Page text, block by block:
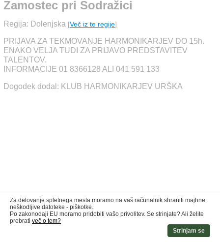
Zamostec pri Sodražici
Regija: Dolenjska [Več iz te regije]
PRIJAVA ZA TEKMOVANJE HARMONIKARJEV DO 15h.
ENAKO VELJA TUDI ZA PRIJAVO PREDSTAVITEV
TALENTOV.
INFORMACIJE 01 8366128 ALI 041 591 133
Dogodek dodal: KLUB HARMONIKARJEV URŠKA
Za delovanje spletnega mesta moramo na vaš računalnik shraniti majhne
neškodljive datoteke - piškotke.
Po zakonodaji EU moramo pridobiti vašo privolitev. Se strinjate? Ali želite
prebrati več o tem?
Strinjam se